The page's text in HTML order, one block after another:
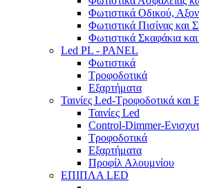
Φωτιστικά Οδικού,
Φωτιστικά Πισίνας και
Φωτιστικά Σκαφάκια
Led PL - PANEL
Φωτιστικά
Τροφοδοτικά
Εξαρτήματα
Ταινίες Led-Τροφοδοτικά και
Ταινίες Led
Control-Dimmer-
Τροφοδοτικά
Εξαρτήματα
Προφίλ Αλουμνίου
ΕΠΙΠΛΑ LED